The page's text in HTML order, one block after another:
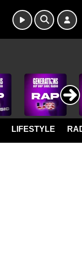
LIFESTYLE